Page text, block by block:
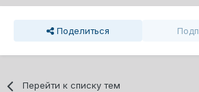
Поделиться
Перейти к списку тем